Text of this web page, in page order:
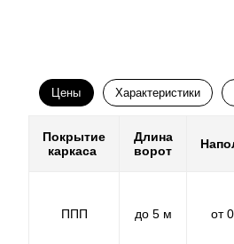
Цены Характеристики
Покрытие
каркаса
Длина
ворот
ППП до 5 м от